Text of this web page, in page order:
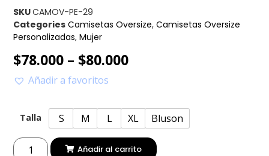
SKUCAMOV-PE-29
Categories Camisetas Oversize,Camisetas Oversize
Personalizadas,Mujer
$78.000 – $80.000
Añadir a favoritos
Talla S M L XL Bluson
Añadir al carrito